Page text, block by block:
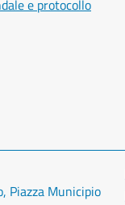
e protocollo
Piazza Municipio